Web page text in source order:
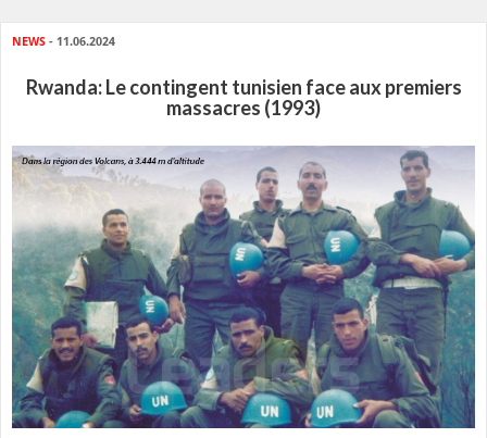
NEWS - 11.06.2024
Rwanda: Le contingent tunisien face aux premiers
massacres (1993)